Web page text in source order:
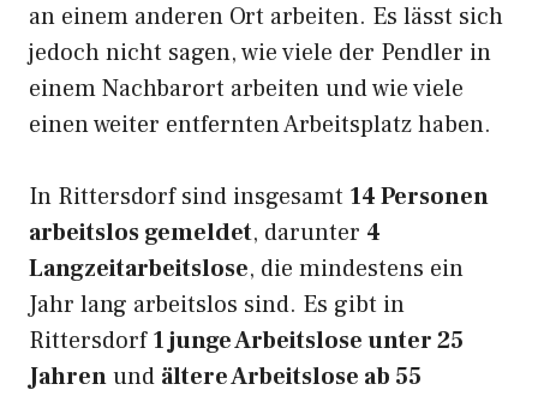
an einem anderen Ort arbeiten. Es lässt sich
jedoch nicht sagen, wie viele der Pendler in
einem Nachbarort arbeiten und wie viele
einen weiter entfernten Arbeitsplatz haben.
In Rittersdorf sind insgesamt 14 Personen
arbeitslos gemeldet, darunter 4
Langzeitarbeitslose, die mindestens ein
Jahr lang arbeitslos sind. Es gibt in
Rittersdorf1 junge Arbeitslose unter 25
Jahrenund ältere Arbeitslose ab 55